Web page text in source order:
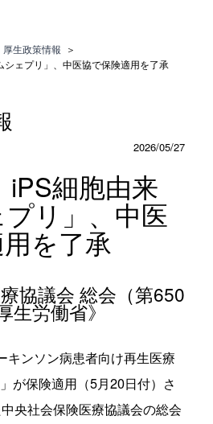
厚生政策情報 ＞
シェプリ」、中医協で保険適用を了承
2026/05/27
iPS細胞由来
プリ」、中医
を了承
協議会 総会（第650
生労働省》
キンソン病患者向け再生医療
が保険適用（5月20日付）さ
央社会保険医療協議会の総会